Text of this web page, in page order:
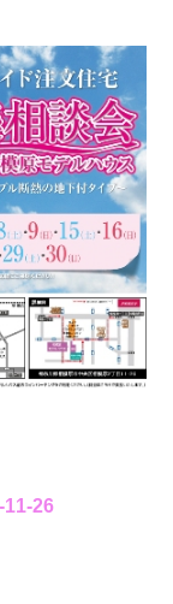
11-26